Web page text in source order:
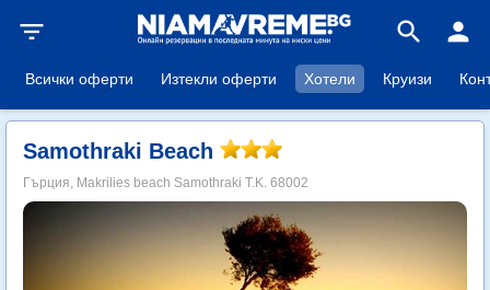
filter_list search person
Всички оферти Изтекли оферти Хотели Круизи
Samothraki Beach
Гърция, Makrilies beach Samothraki T.K. 68002